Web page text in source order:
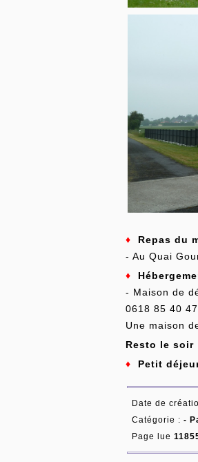
♦
Repas du
- Au Quai
♦
- Maison de
0618 85 40 47
Une maison
Resto le soir
♦
Petit
Date de
Catégorie : -
Page lue